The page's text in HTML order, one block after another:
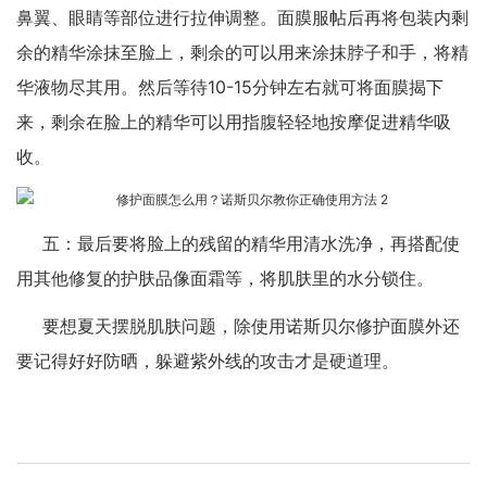
鼻翼、眼睛等部位进行拉伸调整。面膜服帖后再将包装内剩
余的精华涂抹至脸上，剩余的可以用来涂抹脖子和手，将精
华液物尽其用。然后等待10-15分钟左右就可将面膜揭下
来，剩余在脸上的精华可以用指腹轻轻地按摩促进精华吸
收。
五：最后要将脸上的残留的精华用清水洗净，再搭配使
用其他修复的护肤品像面霜等，将肌肤里的水分锁住。
要想夏天摆脱肌肤问题，除使用诺斯贝尔修护面膜外还
要记得好好防晒，躲避紫外线的攻击才是硬道理。